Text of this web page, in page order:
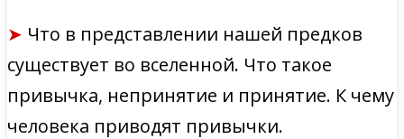
➤ Что в представлении нашей предков
существует во вселенной. Что такое
привычка, непринятие и принятие. К чему
человека приводят привычки.